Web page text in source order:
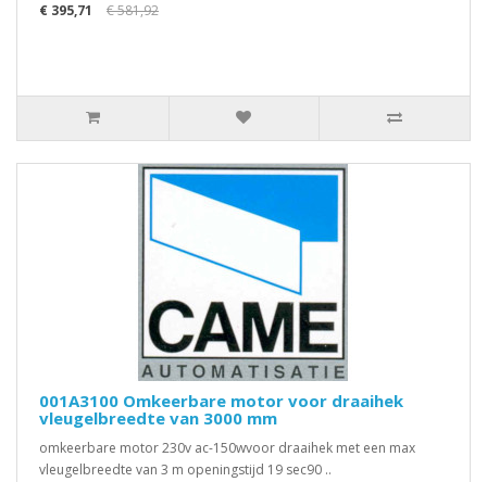
€ 395,71
€ 581,92
001A3100 Omkeerbare motor voor draaihek
vleugelbreedte van 3000 mm
omkeerbare motor 230v ac-150wvoor draaihek met een max
vleugelbreedte van 3 m openingstijd 19 sec90 ..